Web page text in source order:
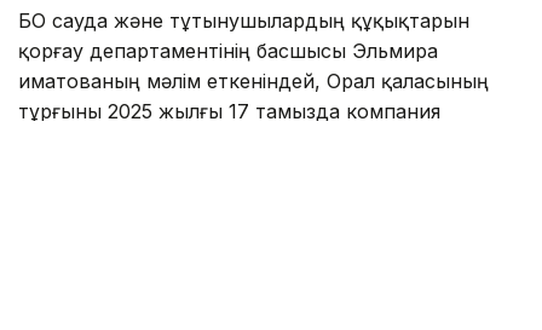
БҚО сауда және тұтынушылардың құқықтарын
қорғау департаментінің басшысы Эльмира
Қиматованың мәлім еткеніндей, Орал қаласының
тұрғыны 2025 жылғы 17 тамызда компания